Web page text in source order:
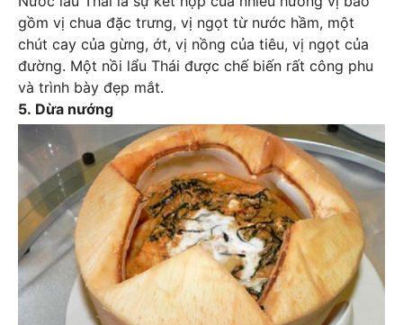
gồm vị chua đặc trưng, vị ngọt từ nước hầm, một
chút cay của gừng, ớt, vị nồng của tiêu, vị ngọt của
đường. Một nồi lẩu Thái được chế biến rất công phu
và trình bày đẹp mắt.
5. Dừa nướng